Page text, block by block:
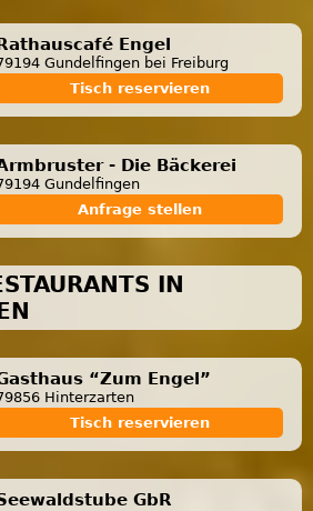
Engel
Gundelfingen bei Freiburg
Tisch reservieren
- Die Bäckerei
Gundelfingen
Anfrage stellen
IN
“Zum Engel”
Hinterzarten
Tisch reservieren
GbR